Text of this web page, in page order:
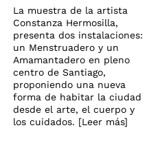
La muestra de la artista
Constanza Hermosilla,
presenta dos instalaciones:
un Menstruadero y un
Amamantadero en pleno
centro de Santiago,
proponiendo una nueva
forma de habitar la ciudad
desde el arte, el cuerpo y
los cuidados. [Leer más]